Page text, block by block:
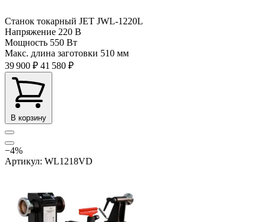
Станок токарный JET JWL-1220L
Напряжение 220 В
Мощность 550 Вт
Макс. длина заготовки 510 мм
39 900 ₽ 41 580 ₽
В корзину
−4%
Артикул: WL1218VD